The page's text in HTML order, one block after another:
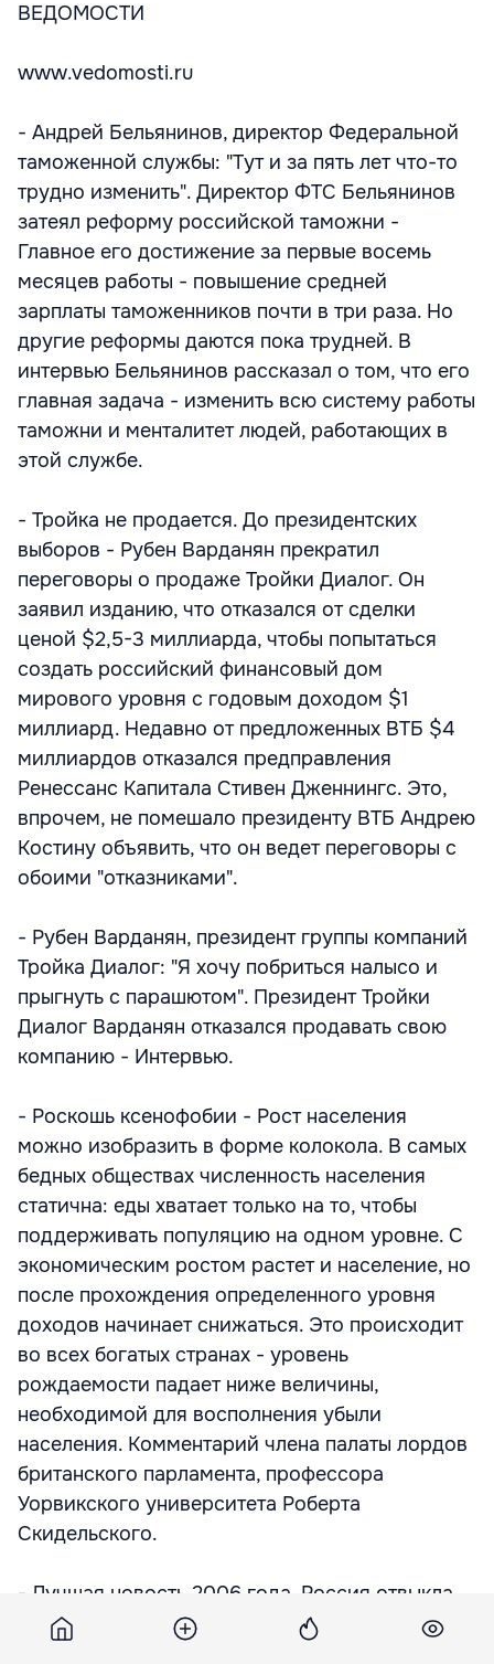
ВЕДОМОСТИ
www.vedomosti.ru
- Андрей Бельянинов, директор Федеральной
таможенной службы: "Тут и за пять лет что-то
трудно изменить". Директор ФТС Бельянинов
затеял реформу российской таможни -
Главное его достижение за первые восемь
месяцев работы - повышение средней
зарплаты таможенников почти в три раза. Но
другие реформы даются пока трудней. В
интервью Бельянинов рассказал о том, что его
главная задача - изменить всю систему работы
таможни и менталитет людей, работающих в
этой службе.
- Тройка не продается. До президентских
выборов - Рубен Варданян прекратил
переговоры о продаже Тройки Диалог. Он
заявил изданию, что отказался от сделки
ценой $2,5-3 миллиарда, чтобы попытаться
создать российский финансовый дом
мирового уровня с годовым доходом $1
миллиард. Недавно от предложенных ВТБ $4
миллиардов отказался предправления
Ренессанс Капитала Стивен Дженнингс. Это,
впрочем, не помешало президенту ВТБ Андрею
Костину объявить, что он ведет переговоры с
обоими "отказниками".
- Рубен Варданян, президент группы компаний
Тройка Диалог: "Я хочу побриться налысо и
прыгнуть с парашютом". Президент Тройки
Диалог Варданян отказался продавать свою
компанию - Интервью.
- Роскошь ксенофобии - Рост населения
можно изобразить в форме колокола. В самых
бедных обществах численность населения
статична: еды хватает только на то, чтобы
поддерживать популяцию на одном уровне. С
экономическим ростом растет и население, но
после прохождения определенного уровня
доходов начинает снижаться. Это происходит
во всех богатых странах - уровень
рождаемости падает ниже величины,
необходимой для восполнения убыли
населения. Комментарий члена палаты лордов
британского парламента, профессора
Уорвикского университета Роберта
Скидельского.
- Лучшая новость 2006 года. Россия отвыкла
от того, что неожиданность может быть